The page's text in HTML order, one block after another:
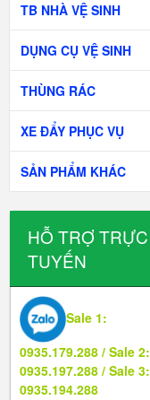
TB NHÀ VỆ SINH
DỤNG CỤ VỆ SINH
THÙNG RÁC
XE ĐẨY PHỤC VỤ
SẢN PHẨM KHÁC
HỖ TRỢ TRỰC
TUYẾN
Sale 1:
0935.179.288 / Sale 2:
0935.197.288 / Sale 3:
0935.194.288